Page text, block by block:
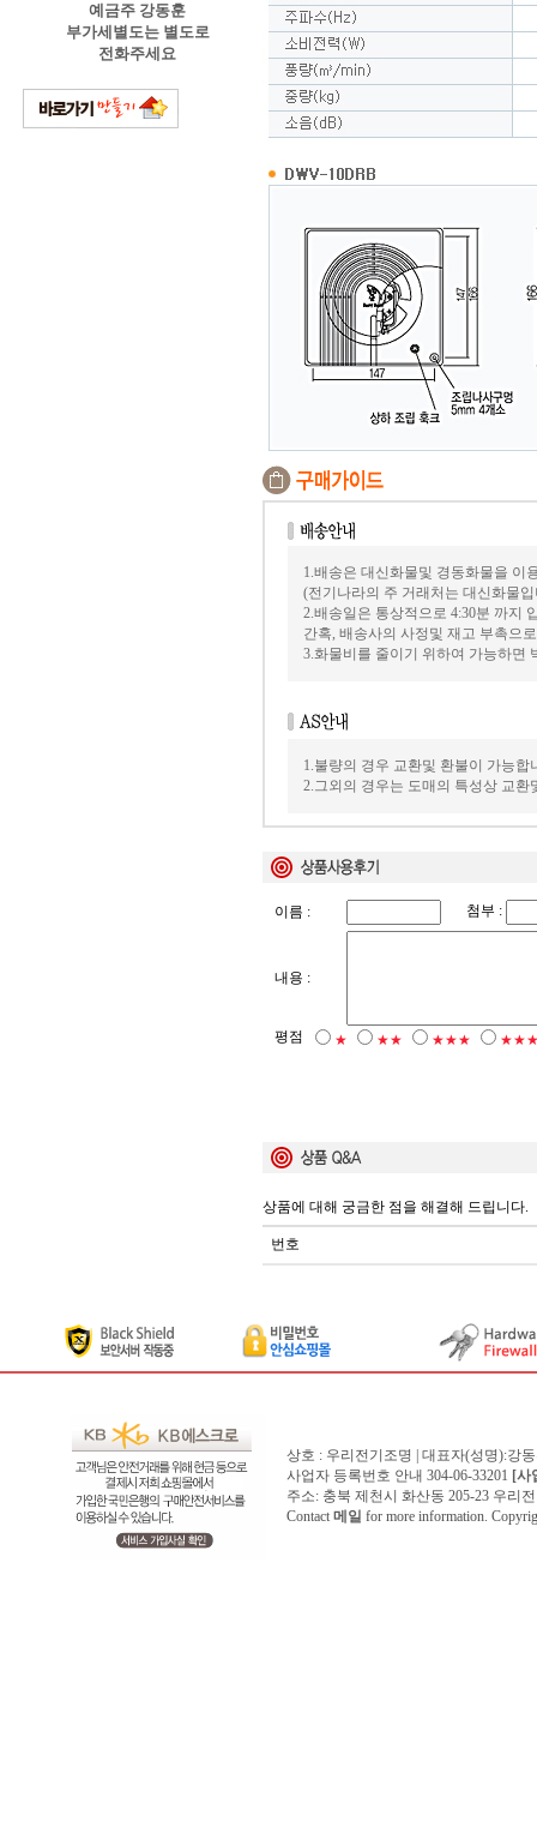
예금주 강동훈
부가세별도는 별도로
전화주세요
1.배송은 대신화물및 경동화물을 이
(전기나라의 주 거래처는 대신화물
2.배송일은 통상적으로 4:30분 까지
간혹, 배송사의 사정및 재고 부촉으
3.화물비를 줄이기 위하여 가능하면
1.불량의 경우 교환및 환불이 가능합
2.그외의 경우는 도매의 특성상 교
이름 : 첨부 :
내용 :
평점 ★ ★★ ★★★
상품에 대해 궁금한 점을 해결해 드립니다.
번호
상호 : 우리전기조명 | 대표자(성명):강
사업자 등록번호 안내 304-06-33201 [사
주소: 충북 제천시 화산동 205-23 우리
Contact 메일 for more information.